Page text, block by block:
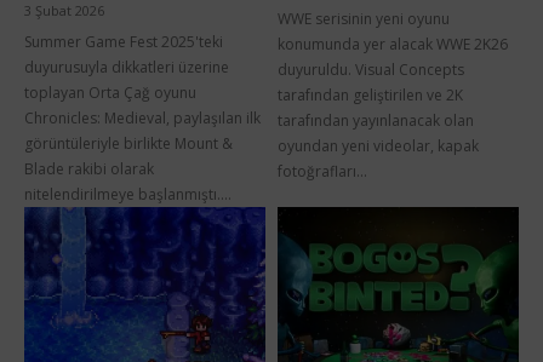
3 Şubat 2026
Summer Game Fest 2025'teki
duyurusuyla dikkatleri üzerine
toplayan Orta Çağ oyunu
Chronicles: Medieval, paylaşılan ilk
görüntüleriyle birlikte Mount &
Blade rakibi olarak
nitelendirilmeye başlanmıştı....
WWE serisinin yeni oyunu
konumunda yer alacak WWE 2K26
duyuruldu. Visual Concepts
tarafından geliştirilen ve 2K
tarafından yayınlanacak olan
oyundan yeni videolar, kapak
fotoğrafları...